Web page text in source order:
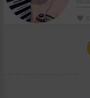
31